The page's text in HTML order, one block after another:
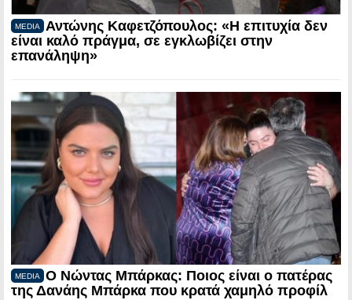
MEDIA
Αντώνης Καφετζόπουλος: «Η επιτυχία δεν
είναι καλό πράγμα, σε εγκλωβίζει στην
επανάληψη»
MEDIA
Ο Νώντας Μπάρκας: Ποιος είναι ο πατέρας
της Δανάης Μπάρκα που κρατά χαμηλό προφίλ